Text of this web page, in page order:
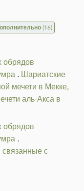
(16)
обрядов
.Шариатские
мечети в Мекке,
аль-Акса в
обрядов
.
с